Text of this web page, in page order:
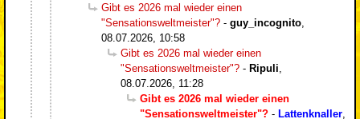
Gibt es 2026 mal wieder einen
"Sensationsweltmeister"? - guy_incognito,
08.07.2026, 10:58
Gibt es 2026 mal wieder einen
"Sensationsweltmeister"? - Ripuli,
08.07.2026, 11:28
Gibt es 2026 mal wieder einen
"Sensationsweltmeister"? - Lattenknaller,